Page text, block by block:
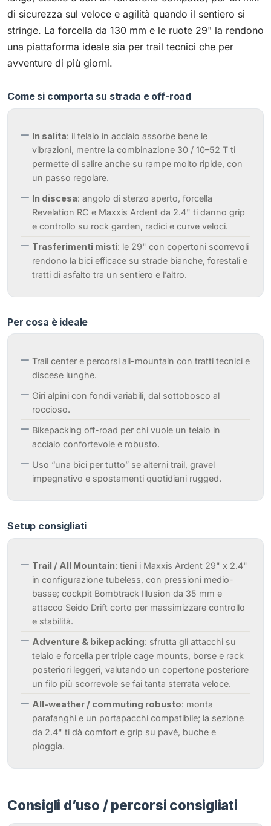
di sicurezza sul veloce e agilità quando il sentiero si
stringe. La forcella da 130 mm e le ruote 29" la rendono
una piattaforma ideale sia per trail tecnici che per
avventure di più giorni.
Come si comporta su strada e off-road
In salita: il telaio in acciaio assorbe bene le
vibrazioni, mentre la combinazione 30 / 10–52 T ti
permette di salire anche su rampe molto ripide, con
un passo regolare.
In discesa: angolo di sterzo aperto, forcella
Revelation RC e Maxxis Ardent da 2.4" ti danno grip
e controllo su rock garden, radici e curve veloci.
Trasferimenti misti: le 29" con copertoni scorrevoli
rendono la bici efficace su strade bianche, forestali e
tratti di asfalto tra un sentiero e l’altro.
Per cosa è ideale
Trail center e percorsi all-mountain con tratti tecnici e
discese lunghe.
Giri alpini con fondi variabili, dal sottobosco al
roccioso.
Bikepacking off-road per chi vuole un telaio in
acciaio confortevole e robusto.
Uso “una bici per tutto” se alterni trail, gravel
impegnativo e spostamenti quotidiani rugged.
Setup consigliati
Trail / All Mountain: tieni i Maxxis Ardent 29" x 2.4"
in configurazione tubeless, con pressioni medio-
basse; cockpit Bombtrack Illusion da 35 mm e
attacco Seido Drift corto per massimizzare controllo
e stabilità.
Adventure & bikepacking: sfrutta gli attacchi su
telaio e forcella per triple cage mounts, borse e rack
posteriori leggeri, valutando un copertone posteriore
un filo più scorrevole se fai tanta sterrata veloce.
All-weather / commuting robusto: monta
parafanghi e un portapacchi compatibile; la sezione
da 2.4" ti dà comfort e grip su pavé, buche e
pioggia.
Consigli d’uso / percorsi consigliati